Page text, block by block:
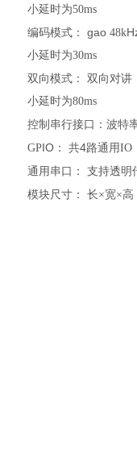
小延时为50ms
编码模式 ： gao 48k
小延时为30ms
双向模式 ： 双向对讲
小延时为80ms
控制串行接口 ：波特
GPIO ： 共4路通用IO
通用串口 ：
支持透明
模块尺寸 ： 长×宽×高